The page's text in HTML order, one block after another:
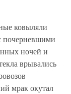
ковыляли
почерневшими
ночей и
врывались
мрак окутал